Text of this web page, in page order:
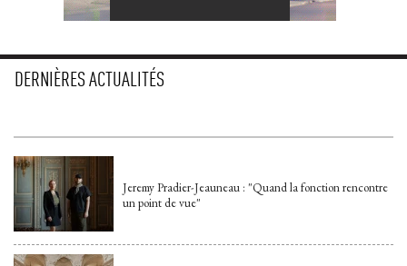
DERNIÈRES ACTUALITÉS
Jeremy Pradier-Jeauneau : "Quand la fonction rencontre
un point de vue"